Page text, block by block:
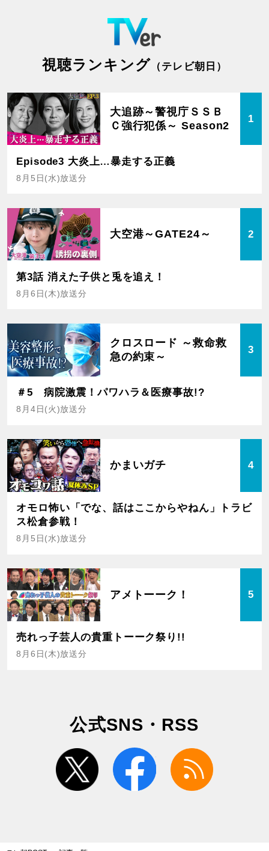
視聴ランキング （テレビ朝日）
大追跡～警視庁ＳＳＢ
Ｃ強行犯係～ Season2
1
Episode3 大炎上…暴走する正義
8月5日(水)放送分
大空港～GATE24～ 2
第3話 消えた子供と兎を追え！
8月6日(木)放送分
クロスロード ～救命救
急の約束～
3
＃5 病院激震！パワハラ＆医療事故!?
8月4日(火)放送分
かまいガチ 4
オモロ怖い「でな、話はここからやねん」トラビ
ス松倉参戦！
8月5日(水)放送分
アメトーーク！ 5
売れっ子芸人の貴重トーーク祭り!!
8月6日(木)放送分
公式SNS・RSS
twitter facebook